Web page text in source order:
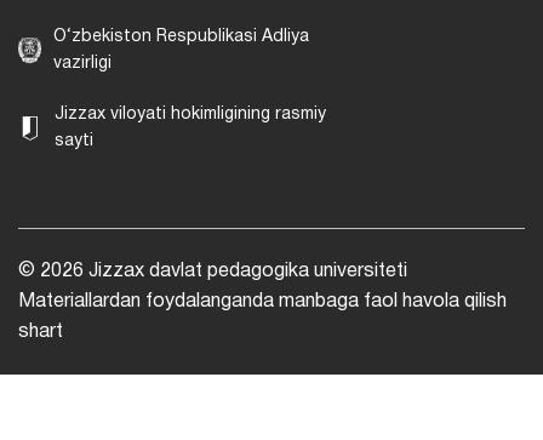
O‘zbekiston Respublikasi Adliya
vazirligi
Jizzax viloyati hokimligining rasmiy
sayti
© 2026 Jizzax davlat pedagogika universiteti
Materiallardan foydalanganda manbaga faol havola qilish
shart